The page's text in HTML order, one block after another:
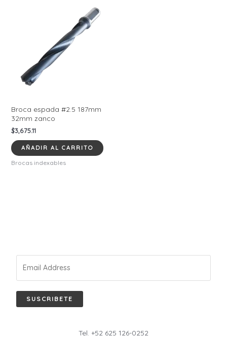
Broca espada #2.5 187mm
32mm zanco
$3,675.11
AÑADIR AL CARRITO
Brocas indexables
SUSCRIBETE
Tel. +52 625 126-0252